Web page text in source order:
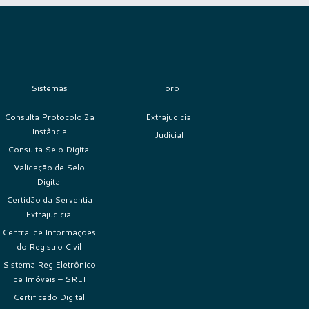
Sistemas
Consulta Protocolo 2a
Instância
Consulta Selo Digital
Validação de Selo
Digital
Certidão da Serventia
Extrajudicial
Central de Informações
do Registro Civil
Sistema Reg Eletrônico
de Imóveis – SREI
Certificado Digital
Foro
Extrajudicial
Judicial